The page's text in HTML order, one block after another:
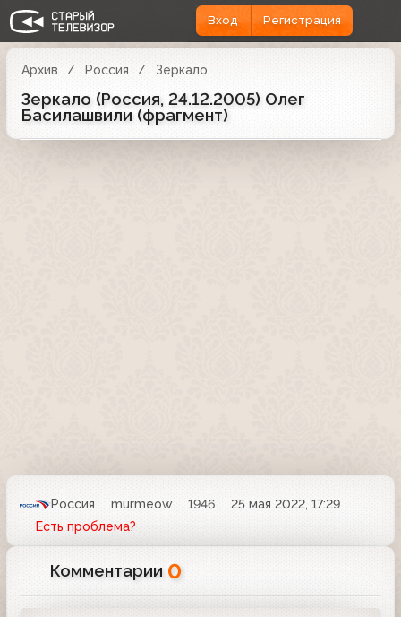
Вход Регистрация
Архив Россия Зеркало
Зеркало (Россия, 24.12.2005) Олег
Басилашвили (фрагмент)
Россия murmeow 1946
25 мая 2022, 17:29
Есть проблема?
Комментарии 0